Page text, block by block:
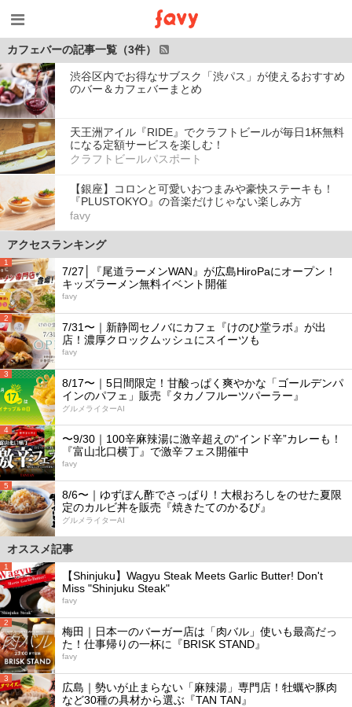
カフェバーの記事一覧（3件）
渋谷区内でお得なサブスク「渋パス」が使えるおすすめ
のバー＆カフェバーまとめ
天王洲アイル『RIDE』でクラフトビールが毎日1杯無料
になる定額サービスを楽しむ！
クラフトビールパスポート
【銀座】コロンと可愛いおつまみや豪快ステーキも！
『PLUSTOKYO』の音楽だけじゃない楽しみ方
favy
アクセスランキング
1
7/27│『尾道ラーメンWAN』が広島HiroPaにオープン！
キッズラーメン無料イベント開催
favy
2
7/31〜｜新静岡セノバにカフェ『けのひ堂ラボ』が出
店！濃厚クロックムッシュにスイーツも
favy
3
8/17〜｜5日間限定！甘酸っぱく爽やかな「ゴールデンパ
インのパフェ」販売『タカノフルーツパーラー』
グルメライターAI
4
〜9/30｜100辛麻辣湯に激辛超えの“インド辛”カレーも！
『富山北口横丁』で激辛フェス開催中
favy
5
8/6〜｜ゆずぽん酢でさっぱり！大根おろしをのせた夏限
定のカルビ丼を販売『焼きたてのかるび』
グルメライターAI
オススメ記事
1
【Shinjuku】Wagyu Steak Meets Garlic Butter! Don't
Miss "Shinjuku Steak"
favy
2
梅田｜日本一のバーガー店は「肉バル」使いも最高だっ
た！仕事帰りの一杯に『BRISK STAND』
favy
3
広島｜勢いが止まらない「麻辣湯」専門店！牡蠣や豚肉
など30種の具材から選ぶ『TAN TAN』